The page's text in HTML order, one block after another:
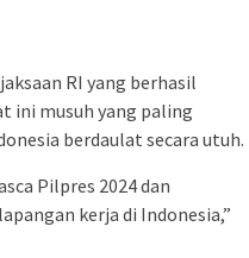
RI yang berhasil
ini musuh yang paling
berdaulat secara utuh.
Pilpres 2024 dan
kerja di Indonesia,”